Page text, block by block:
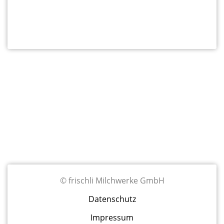
Fußzeilenmenü© frischli Milchwerke GmbH
Datenschutz
Impressum